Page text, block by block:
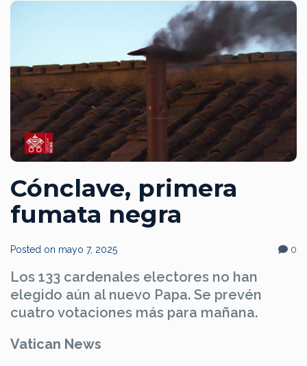
Cónclave, primera
fumata negra
Posted on mayo 7, 2025 0
Los 133 cardenales electores no han
elegido aún al nuevo Papa. Se prevén
cuatro votaciones más para mañana.
Vatican News